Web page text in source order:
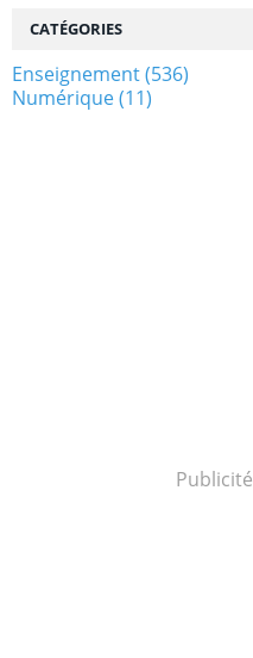
CATÉGORIES
Enseignement(536)
Numérique(11)
Publicité